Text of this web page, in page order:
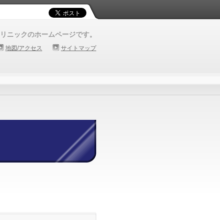
ニックのホームページです。
地図/アクセス サイトマップ